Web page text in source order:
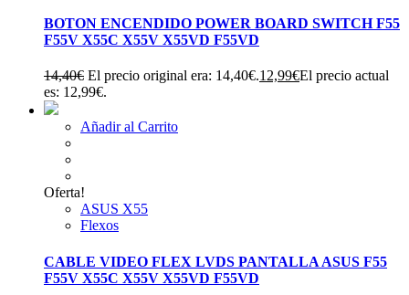
BOTON ENCENDIDO POWER BOARD SWITCH F55
F55V X55C X55V X55VD F55VD
14,40€ El precio original era: 14,40€.12,99€El precio actual
es: 12,99€.
Añadir al Carrito
Oferta!
ASUS X55
Flexos
CABLE VIDEO FLEX LVDS PANTALLA ASUS F55
F55V X55C X55V X55VD F55VD